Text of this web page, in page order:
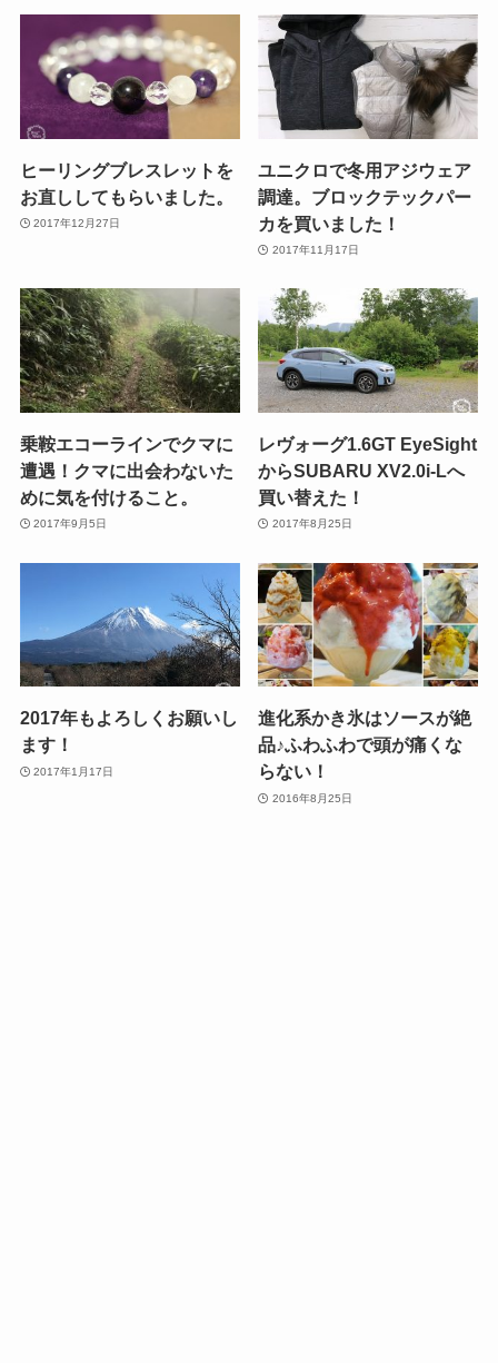
ヒーリングブレスレットを
お直ししてもらいました。
2017年12月27日
ユニクロで冬用アジウェア
調達。ブロックテックパー
カを買いました！
2017年11月17日
乗鞍エコーラインでクマに
遭遇！クマに出会わないた
めに気を付けること。
2017年9月5日
レヴォーグ1.6GT EyeSight
からSUBARU XV2.0i-Lへ
買い替えた！
2017年8月25日
2017年もよろしくお願いし
ます！
2017年1月17日
進化系かき氷はソースが絶
品♪ふわふわで頭が痛くな
らない！
2016年8月25日